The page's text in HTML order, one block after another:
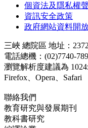
個資法及隱私權
資訊安全政策
政府網站資料開
三峽 總院區 地址：
電話總機：(02)7740-
瀏覽解析度建議為
Firefox、Opera、Safari
聯絡我們
教育研究與發展期刊
教科書研究